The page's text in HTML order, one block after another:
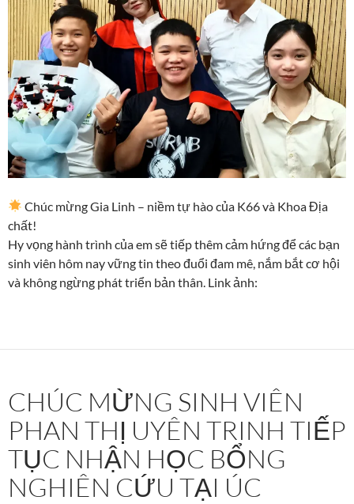
Chúc mừng Gia Linh – niềm tự hào của K66 và Khoa Địa
chất!
Hy vọng hành trình của em sẽ tiếp thêm cảm hứng để các bạn
sinh viên hôm nay vững tin theo đuổi đam mê, nắm bắt cơ hội
và không ngừng phát triển bản thân. Link ảnh:
CHÚC MỪNG SINH VIÊN
PHAN THỊ UYÊN TRINH TIẾP
TỤC NHẬN HỌC BỔNG
NGHIÊN CỨU TẠI ÚC